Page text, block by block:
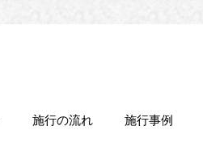
施行の流れ 施行事例